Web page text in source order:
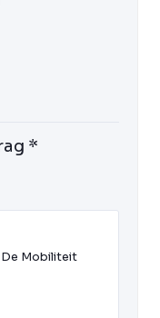
*
Mobiliteit